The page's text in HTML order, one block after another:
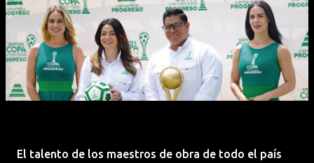
El talento de los maestros de obra de todo el país